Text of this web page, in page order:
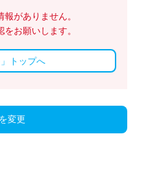
がありません。
お願いします。
トップへ
変更